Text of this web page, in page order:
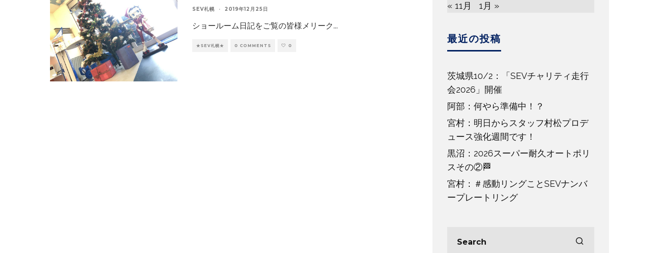
SEV札幌 · 2019年12月25日
ショールーム日記をご覧の皆様メリーク...
★SEV札幌★ 0 COMMENTS 0
« 11月 1月 »
最近の投稿
茨城県10/2：「SEVチャリティ走行
会2026」開催
阿部：何やら準備中！？
宮村：明日からスタッフ村松プロデ
ュース強化週間です！
黒沼：2026スーパー耐久オートポリ
スその②🏁
宮村：＃感動リングことSEVナンバ
ープレートリング